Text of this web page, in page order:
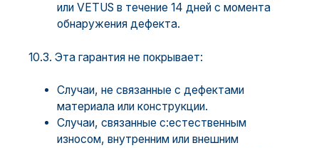
или VETUS в течение 14 дней с момента
обнаружения дефекта.
10.3. Эта гарантия не покрывает:
Случаи, не связанные с дефектами
материала или конструкции.
Случаи, связанные с:естественным
износом, внутренним или внешним